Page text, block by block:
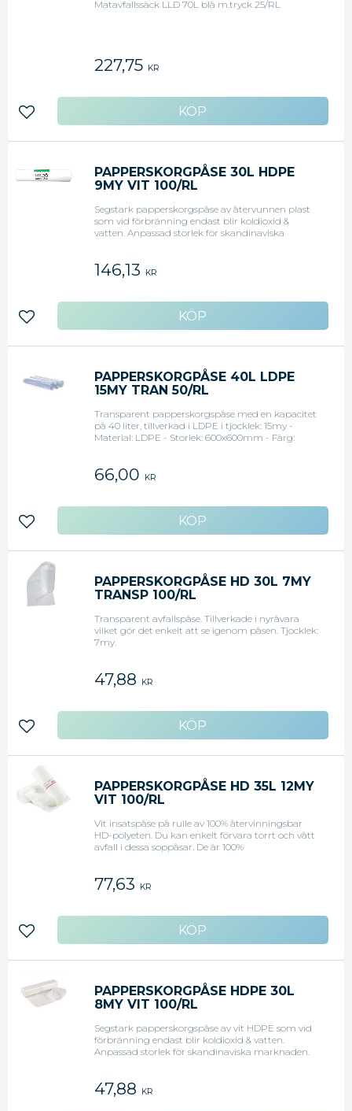
Matavfallssäck LLD 70L blå m.tryck 25/RL
227,75 KR
Lägg till i favoriter
PAPPERSKORGPÅSE 30L HDPE
9MY VIT 100/RL
Segstark papperskorgspåse av återvunnen plast
som vid förbränning endast blir koldioxid &
vatten. Anpassad storlek för skandinaviska
146,13 KR
Lägg till i favoriter
PAPPERSKORGPÅSE 40L LDPE
15MY TRAN 50/RL
Transparent papperskorgspåse med en kapacitet
på 40 liter, tillverkad i LDPE i tjocklek: 15my -
Material: LDPE - Storlek: 600x600mm - Färg:
66,00 KR
Lägg till i favoriter
PAPPERSKORGPÅSE HD 30L 7MY
TRANSP 100/RL
Transparent avfallspåse. Tillverkade i nyråvara
vilket gör det enkelt att se igenom påsen. Tjocklek:
7my.
47,88 KR
Lägg till i favoriter
PAPPERSKORGPÅSE HD 35L 12MY
VIT 100/RL
Vit insatspåse på rulle av 100% återvinningsbar
HD-polyeten. Du kan enkelt förvara torrt och vått
avfall i dessa soppåsar. De är 100%
Tjocklek: 12my.
77,63 KR
Lägg till i favoriter
PAPPERSKORGPÅSE HDPE 30L
8MY VIT 100/RL
Segstark papperskorgspåse av vit HDPE som vid
förbränning endast blir koldioxid & vatten.
Anpassad storlek för skandinaviska marknaden.
47,88 KR